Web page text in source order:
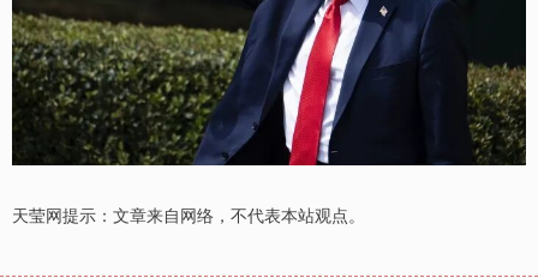
天莹网提示：文章来自网络，不代表本站观点。